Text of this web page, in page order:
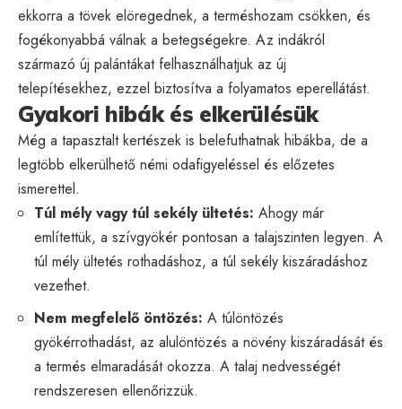
ekkorra a tövek elöregednek, a terméshozam csökken, és
fogékonyabbá válnak a betegségekre. Az indákról
származó új palántákat felhasználhatjuk az új
telepítésekhez, ezzel biztosítva a folyamatos eperellátást.
Gyakori hibák és elkerülésük
Még a tapasztalt kertészek is belefuthatnak hibákba, de a
legtöbb elkerülhető némi odafigyeléssel és előzetes
ismerettel.
Túl mély vagy túl sekély ültetés: Ahogy már
említettük, a szívgyökér pontosan a talajszinten legyen. A
túl mély ültetés rothadáshoz, a túl sekély kiszáradáshoz
vezethet.
Nem megfelelő öntözés: A túlöntözés
gyökérrothadást, az alulöntözés a növény kiszáradását és
a termés elmaradását okozza. A talaj nedvességét
rendszeresen ellenőrizzük.